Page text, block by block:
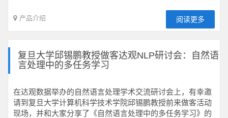
产品介绍 阅读更多
复旦大学邱锡鹏教授做客达观NLP研讨会：自然语
言处理中的多任务学习
在达观数据举办的自然语言处理学术交流研讨会上，有幸邀
请到复旦大学计算机科学技术学院邱锡鹏教授前来做客活动
现场，并和大家分享了《自然语言处理中的多任务学习》的